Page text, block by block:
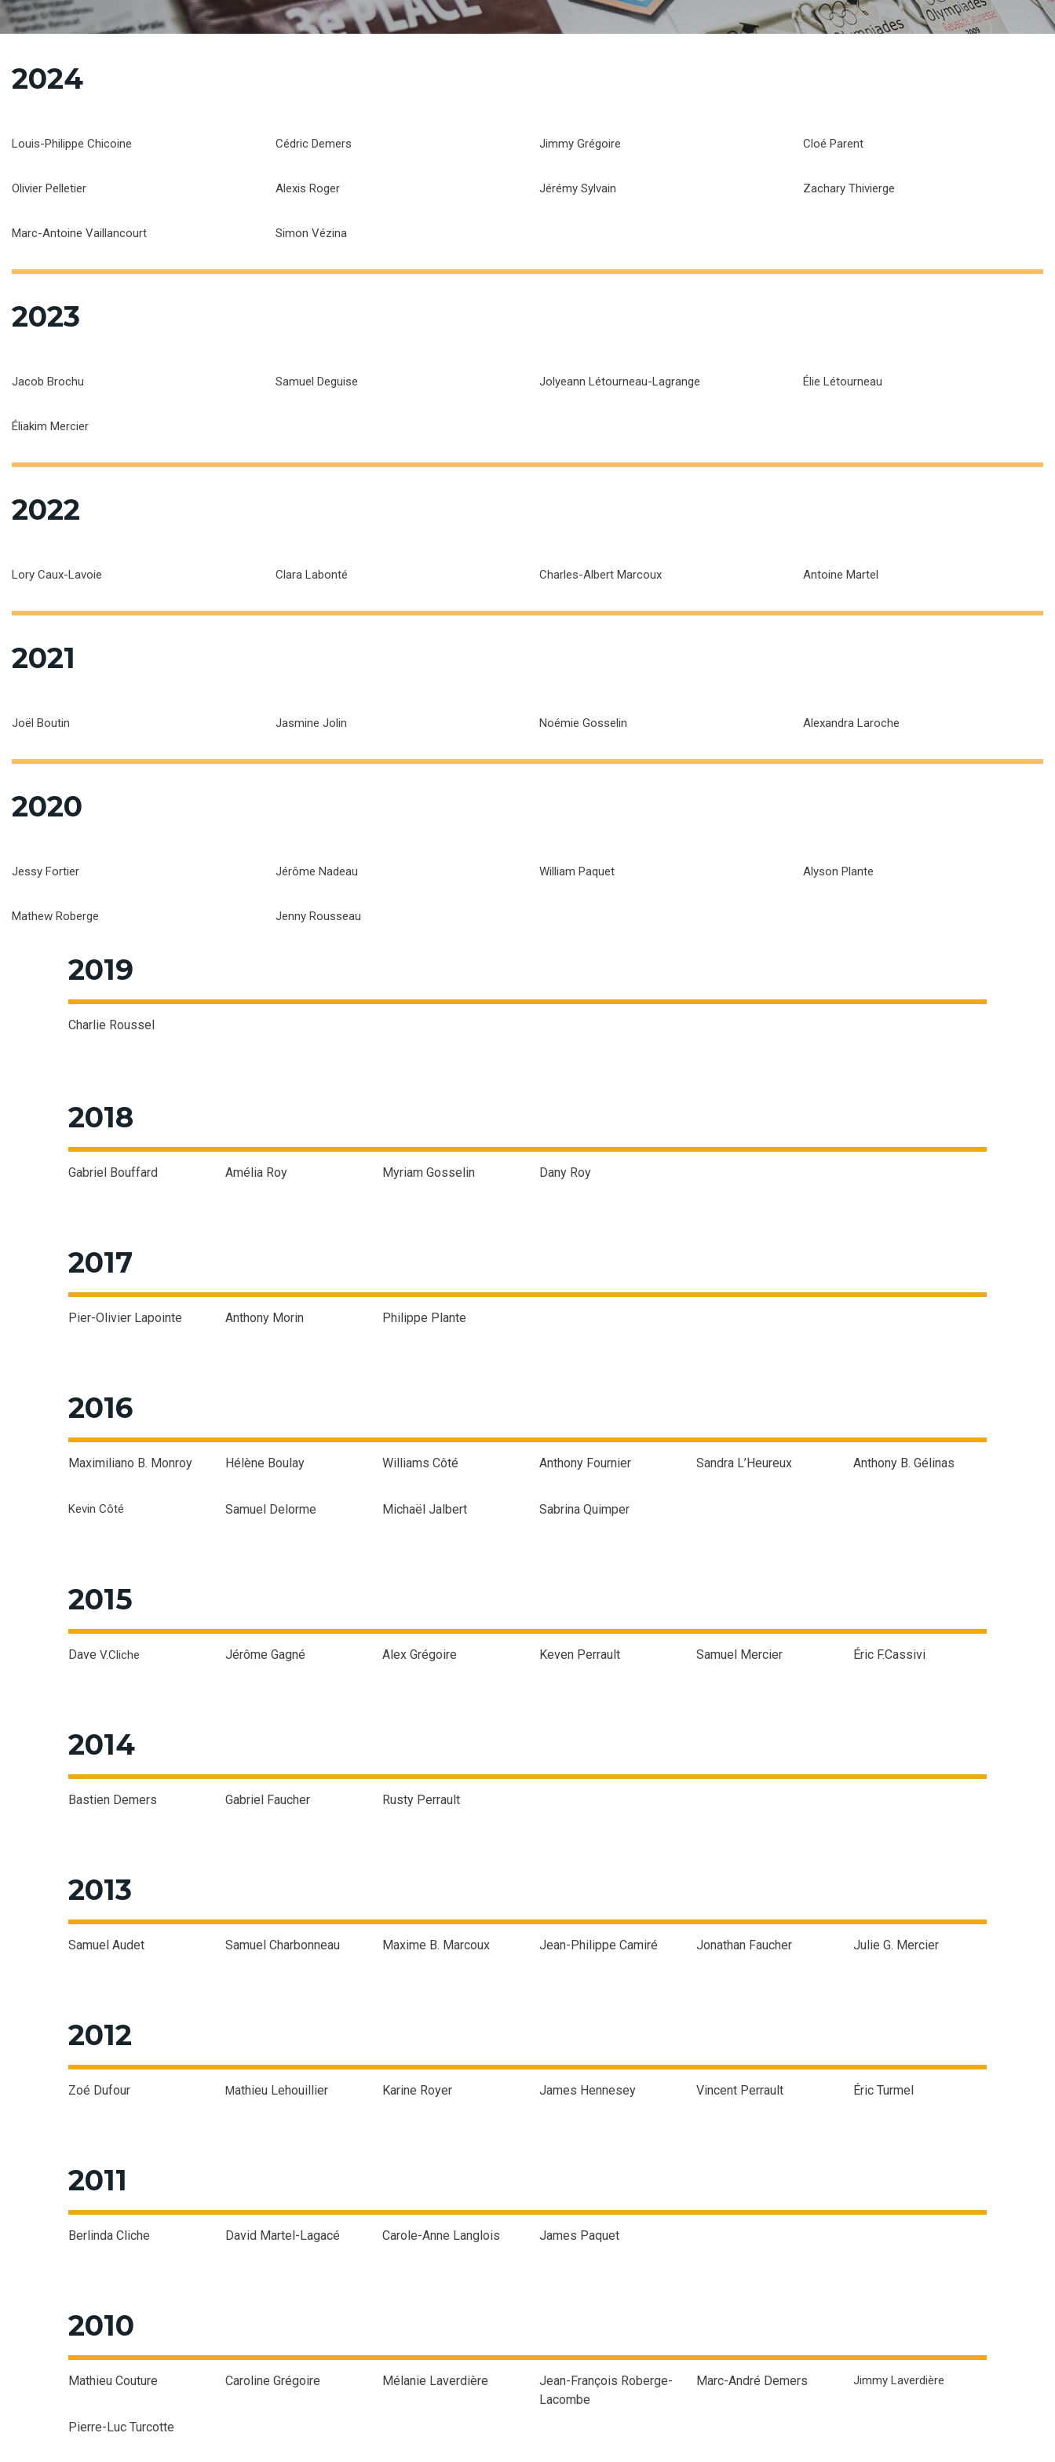
2024
Louis-Philippe Chicoine
Olivier Pelletier
Marc-Antoine Vaillancourt
Cédric Demers
Alexis Roger
Simon Vézina
Jimmy Grégoire
Jérémy Sylvain
Cloé Parent
Zachary Thivierge
2023
Jacob Brochu
Éliakim Mercier
Samuel Deguise Jolyeann Létourneau-Lagrange Élie Létourneau
2022
Lory Caux-Lavoie Clara Labonté Charles-Albert Marcoux Antoine Martel
2021
Joël Boutin Jasmine Jolin Noémie Gosselin Alexandra Laroche
2020
Jessy Fortier
Mathew Roberge
Jérôme Nadeau
Jenny Rousseau
William Paquet Alyson Plante
2019
Charlie Roussel
2018
Gabriel Bouffard Amélia Roy Myriam Gosselin Dany Roy
2017
Pier-Olivier Lapointe Anthony Morin Philippe Plante
2016
Maximiliano B. Monroy
Kevin Côté
Hélène Boulay
Samuel Delorme
Williams Côté
Michaël Jalbert
Anthony Fournier
Sabrina Quimper
Sandra L’Heureux Anthony B. Gélinas
2015
Dave V.Cliche Jérôme Gagné Alex Grégoire Keven Perrault Samuel Mercier Éric F.Cassivi
2014
Bastien Demers Gabriel Faucher Rusty Perrault
2013
Samuel Audet Samuel Charbonneau Maxime B. Marcoux Jean-Philippe Camiré Jonathan Faucher Julie G. Mercier
2012
Zoé Dufour Mathieu Lehouillier Karine Royer James Hennesey Vincent Perrault Éric Turmel
2011
Berlinda Cliche David Martel-Lagacé Carole-Anne Langlois James Paquet
2010
Mathieu Couture
Pierre-Luc Turcotte
Caroline Grégoire Mélanie Laverdière
Jean-François Roberge-
Lacombe
Marc-André Demers Jimmy Laverdière